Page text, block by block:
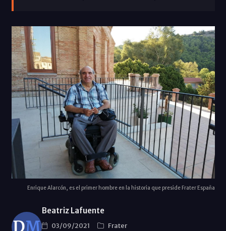
Enrique Alarcón, es el primer hombre en la historia que preside Frater España
Beatriz Lafuente
03/09/2021
Frater